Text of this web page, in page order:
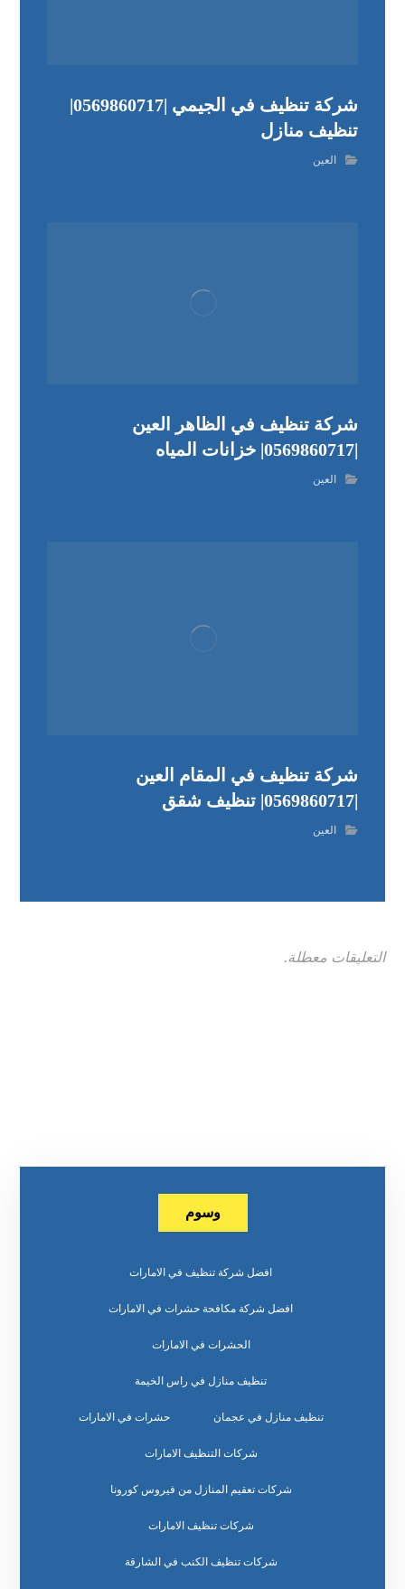
شركة تنظيف في الجيمي |0569860717|
تنظيف منازل
العين
شركة تنظيف في الظاهر العين
|0569860717| خزانات المياه
العين
شركة تنظيف في المقام العين
|0569860717| تنظيف شقق
العين
التعليقات معطلة.
وسوم
افضل شركة تنظيف في الامارات
افضل شركة مكافحة حشرات في الامارات
الحشرات في الامارات
تنظيف منازل في راس الخيمة
تنظيف منازل في عجمان حشرات في الامارات
شركات التنظيف الامارات
شركات تعقيم المنازل من فيروس كورونا
شركات تنظيف الامارات
شركات تنظيف الكنب في الشارقة